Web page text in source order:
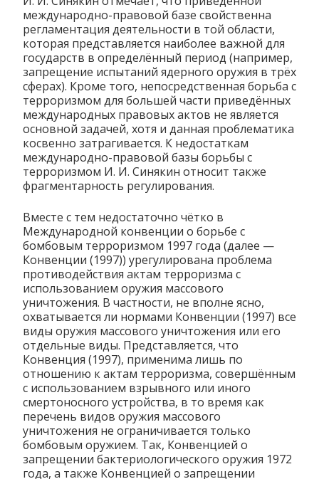
международно-правовой базе свойственна
регламентация деятельности в той области,
которая представляется наиболее важной для
государств в определённый период (например,
запрещение испытаний ядерного оружия в трёх
сферах). Кроме того, непосредственная борьба с
терроризмом для большей части приведённых
международных правовых актов не является
основной задачей, хотя и данная проблематика
косвенно затрагивается. К недостаткам
международно-правовой базы борьбы с
терроризмом И. И. Синякин относит также
фрагментарность регулирования.
Вместе с тем недостаточно чётко в
Международной конвенции о борьбе с
бомбовым терроризмом 1997 года (далее —
Конвенции (1997)) урегулирована проблема
противодействия актам терроризма с
использованием оружия массового
уничтожения. В частности, не вполне ясно,
охватывается ли нормами Конвенции (1997) все
виды оружия массового уничтожения или его
отдельные виды. Представляется, что
Конвенция (1997), применима лишь по
отношению к актам терроризма, совершённым
с использованием взрывного или иного
смертоносного устройства, в то время как
перечень видов оружия массового
уничтожения не ограничивается только
бомбовым оружием. Так, Конвенцией о
запрещении бактериологического оружия 1972
года, а также Конвенцией о запрещении